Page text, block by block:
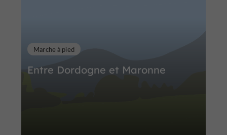
Entre Dordogne et Maronne
Marche à pied